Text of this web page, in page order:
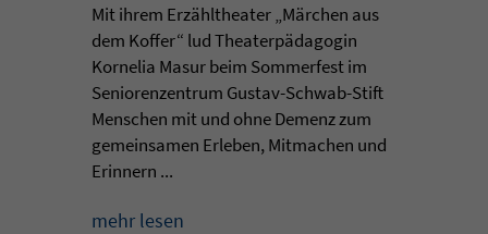
Mit ihrem Erzähltheater „Märchen aus
dem Koffer“ lud Theaterpädagogin
Kornelia Masur beim Sommerfest im
Seniorenzentrum Gustav-Schwab-Stift
Menschen mit und ohne Demenz zum
gemeinsamen Erleben, Mitmachen und
Erinnern ...
mehr lesen